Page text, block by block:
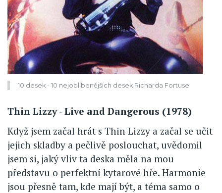
10 desek - 10 nejoblíbenějších desek Richarda Fortuse
Thin Lizzy - Live and Dangerous (1978)
Když jsem začal hrát s Thin Lizzy a začal se učit
jejich skladby a pečlivě poslouchat, uvědomil
jsem si, jaký vliv ta deska měla na mou
představu o perfektní kytarové hře. Harmonie
jsou přesně tam, kde mají být, a téma samo o